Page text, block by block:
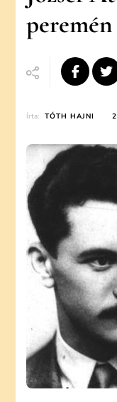
Írta: TÓTH HAJNI